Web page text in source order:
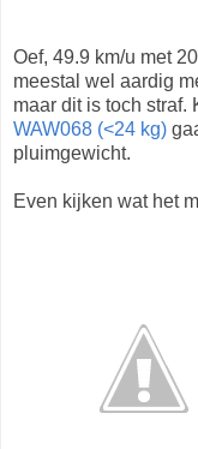
Oef, 49.9 km/u met
meestal wel aardig
maar dit is toch straf.
WAW068 (<24 kg)
pluimgewicht.
Even kijken wat het